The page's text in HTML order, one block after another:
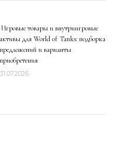
Игровые товары и внутриигровые
активы для World of Tanks: подборка
предложений и варианты
приобретения
31.07.2026